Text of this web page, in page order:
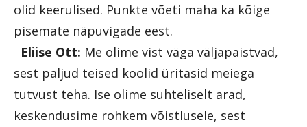
olid keerulised. Punkte võeti maha ka kõige
pisemate näpuvigade eest.
Eliise Ott: Me olime vist väga väljapaistvad,
sest paljud teised koolid üritasid meiega
tutvust teha. Ise olime suhteliselt arad,
keskendusime rohkem võistlusele, sest